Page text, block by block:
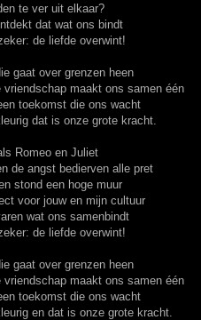
te ver uit elkaar?
dat wat ons bindt
de liefde overwint!
gaat over grenzen heen
vriendschap maakt ons samen één
toekomst die ons wacht
dat is onze grote kracht.
Romeo en Juliet
de angst bedierven alle pret
stond een hoge muur
voor jouw en mijn cultuur
wat ons samenbindt
de liefde overwint!
gaat over grenzen heen
vriendschap maakt ons samen één
toekomst die ons wacht
en dat is onze grote kracht.